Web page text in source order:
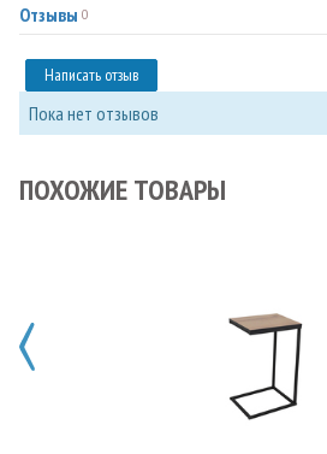
Отзывы 0
Написать отзыв
Пока нет отзывов
ПОХОЖИЕ ТОВАРЫ